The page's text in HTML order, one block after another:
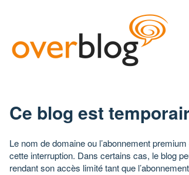
Ce blog est
Le nom de domaine ou l’abonnement
cette interruption. Dans certains cas, le blog
rendant son accès limité tant que